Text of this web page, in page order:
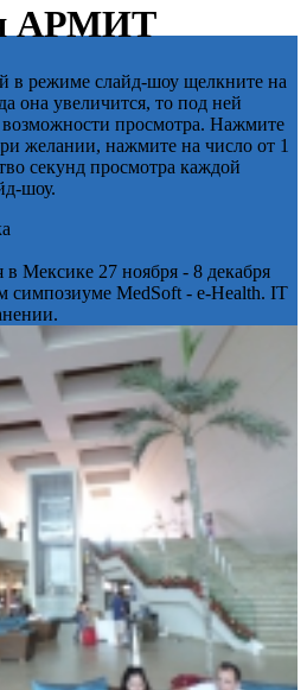
АРМИТ
в режиме слайд-шоу щелкните на
она увеличится, то под ней
просмотра. Нажмите
желании, нажмите на число от 1
секунд просмотра каждой
шоу.
Мексике 27 ноября - 8 декабря
симпозиуме MedSoft - e-Health. IT